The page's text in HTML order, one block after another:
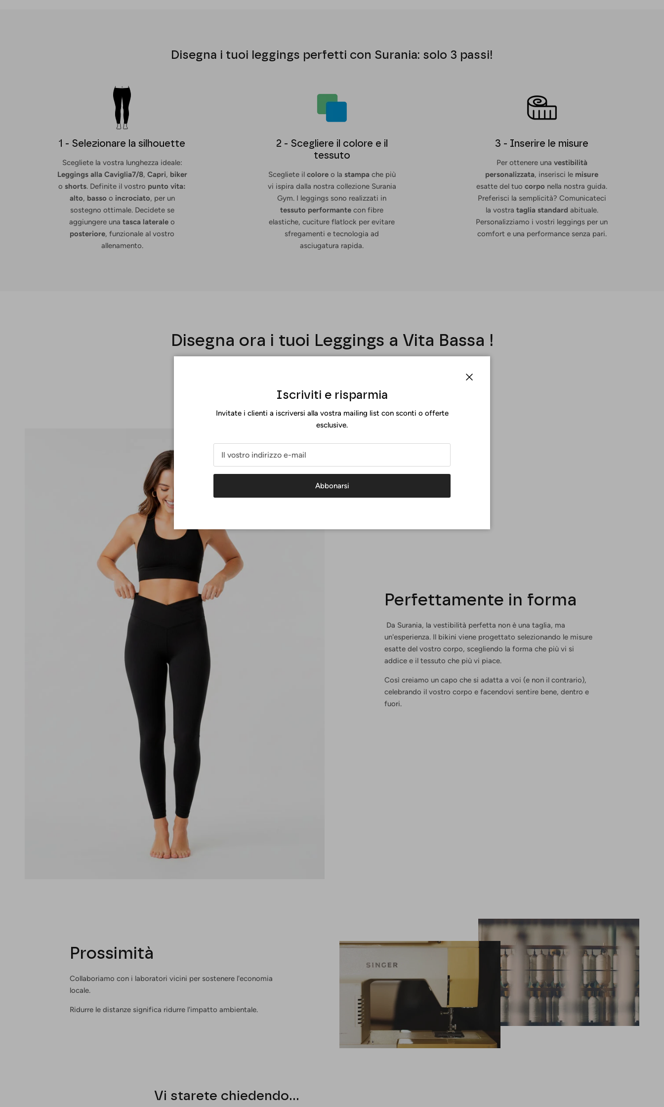
Disegna i tuoi leggings perfetti con Surania: solo 3 passi!
1 - Selezionare la silhouette
Scegliete la vostra lunghezza ideale:
Leggings alla Caviglia7/8, Capri, biker
oshorts. Definite il vostro punto vita:
alto, bassoo incrociato, per un
sostegno ottimale. Decidete se
aggiungere unatasca laterale o
posteriore, funzionale al vostro
allenamento.
2 - Scegliere il colore e il
tessuto
Scegliete il coloreo la stampache più
vi ispira dalla nostra collezione Surania
Gym. I leggings sono realizzati in
tessuto performantecon fibre
elastiche, cuciture flatlock per evitare
sfregamenti e tecnologia ad
asciugatura rapida.
3 - Inserire le misure
Per ottenere una vestibilità
personalizzata, inserisci le misure
esatte del tuocorpo nella nostra guida.
Preferisci la semplicità? Comunicateci
la vostra taglia standard abituale.
Personalizziamo i vostri leggings per un
comfort e una performance senza pari.
Disegna ora i tuoi Leggings a Vita Bassa !
Perfettamente in forma
Da Surania, la vestibilità perfetta non è una taglia, ma
un'esperienza. Il bikini viene progettato selezionando le misure
esatte del vostro corpo, scegliendo la forma che più vi si
addice e il tessuto che più vi piace.
Così creiamo un capo che si adatta a voi (e non il contrario),
celebrando il vostro corpo e facendovi sentire bene, dentro e
fuori.
Prossimità
Collaboriamo con i laboratori vicini per sostenere l'economia
locale.
Ridurre le distanze significa ridurre l'impatto ambientale.
Vi starete chiedendo...
Iscriviti e risparmia
Invitate i clienti a iscriversi alla vostra mailing list con sconti o offerte
esclusive.
Abbonarsi